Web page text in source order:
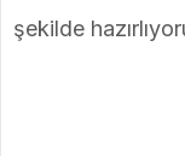
şekilde